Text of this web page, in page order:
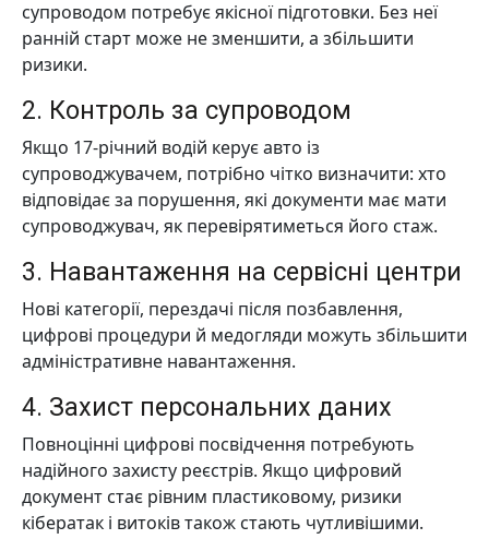
супроводом потребує якісної підготовки. Без неї
ранній старт може не зменшити, а збільшити
ризики.
2. Контроль за супроводом
Якщо 17-річний водій керує авто із
супроводжувачем, потрібно чітко визначити: хто
відповідає за порушення, які документи має мати
супроводжувач, як перевірятиметься його стаж.
3. Навантаження на сервісні центри
Нові категорії, перездачі після позбавлення,
цифрові процедури й медогляди можуть збільшити
адміністративне навантаження.
4. Захист персональних даних
Повноцінні цифрові посвідчення потребують
надійного захисту реєстрів. Якщо цифровий
документ стає рівним пластиковому, ризики
кібератак і витоків також стають чутливішими.